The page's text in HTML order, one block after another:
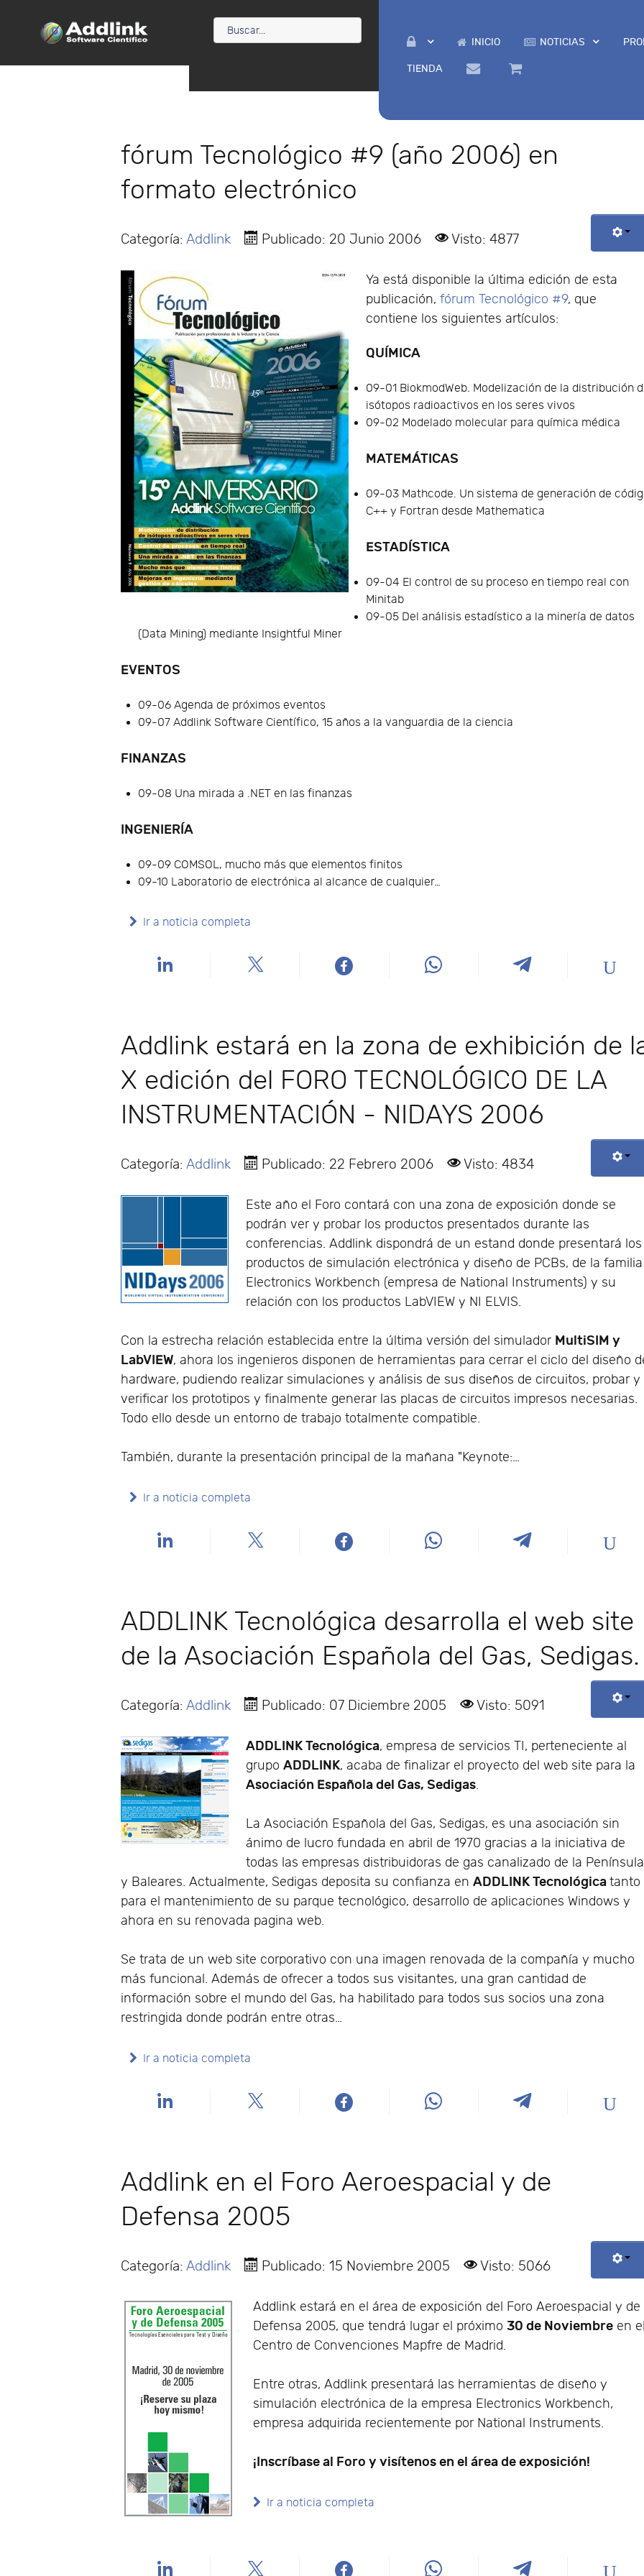
INICIO NOTICIAS
TIENDA
fórum Tecnológico #9 (año 2006) en
formato electrónico
Categoría:Addlink Publicado: 20 Junio 2006 Visto: 4877
Ya está disponible la última edición de esta
publicación,fórum Tecnológico #9, que
contiene los siguientes artículos:
QUÍMICA
09-01 BiokmodWeb. Modelización de la distribución
isótopos radioactivos en los seres vivos
09-02 Modelado molecular para química médica
MATEMÁTICAS
09-03 Mathcode. Un sistema de generación de
C++ y Fortran desde Mathematica
ESTADÍSTICA
09-04 El control de su proceso en tiempo real con
Minitab
09-05 Del análisis estadístico a la minería de datos
(Data Mining) mediante Insightful Miner
EVENTOS
09-06 Agenda de próximos eventos
09-07 Addlink Software Científico, 15 años a la vanguardia de la ciencia
FINANZAS
09-08 Una mirada a .NET en las finanzas
INGENIERÍA
09-09 COMSOL, mucho más que elementos finitos
09-10 Laboratorio de electrónica al alcance de cualquier…
Ir a noticia completa
Addlink estará en la zona de exhibición de
X edición del FORO TECNOLÓGICO DE LA
INSTRUMENTACIÓN - NIDAYS 2006
Categoría:Addlink Publicado: 22 Febrero 2006 Visto: 4834
Este año el Foro contará con una zona de exposición donde se
podrán ver y probar los productos presentados durante las
conferencias. Addlink dispondrá de un estand donde presentará los
productos de simulación electrónica y diseño de PCBs, de la familia
Electronics Workbench (empresa de National Instruments) y su
relación con los productos LabVIEW y NI ELVIS.
Con la estrecha relación establecida entre la última versión del simulador MultiSIM y
LabVIEW, ahora los ingenieros disponen de herramientas para cerrar el ciclo del diseño
hardware, pudiendo realizar simulaciones y análisis de sus diseños de circuitos, probar y
verificar los prototipos y finalmente generar las placas de circuitos impresos necesarias.
Todo ello desde un entorno de trabajo totalmente compatible.
También, durante la presentación principal de la mañana "Keynote:…
Ir a noticia completa
ADDLINK Tecnológica desarrolla el web site
de la Asociación Española del Gas, Sedigas.
Categoría:Addlink Publicado: 07 Diciembre 2005 Visto: 5091
ADDLINK Tecnológica, empresa de servicios TI, perteneciente al
grupoADDLINK, acaba de finalizar el proyecto del web site para la
Asociación Española del Gas, Sedigas.
La Asociación Española del Gas, Sedigas, es una asociación sin
ánimo de lucro fundada en abril de 1970 gracias a la iniciativa de
todas las empresas distribuidoras de gas canalizado de la Península
y Baleares. Actualmente, Sedigas deposita su confianza enADDLINK Tecnológicatanto
para el mantenimiento de su parque tecnológico, desarrollo de aplicaciones Windows y
ahora en su renovada pagina web.
Se trata de un web site corporativo con una imagen renovada de la compañía y mucho
más funcional. Además de ofrecer a todos sus visitantes, una gran cantidad de
información sobre el mundo del Gas, ha habilitado para todos sus socios una zona
restringida donde podrán entre otras…
Ir a noticia completa
Addlink en el Foro Aeroespacial y de
Defensa 2005
Categoría:Addlink Publicado: 15 Noviembre 2005 Visto: 5066
Addlink estará en el área de exposición del Foro Aeroespacial y de
Defensa 2005, que tendrá lugar el próximo30 de Noviembre en
Centro de Convenciones Mapfre de Madrid.
Entre otras, Addlink presentará las herramientas de diseño y
simulación electrónica de la empresa Electronics Workbench,
empresa adquirida recientemente por National Instruments.
¡Inscríbase al Foro y visítenos en el área de exposición!
Ir a noticia completa